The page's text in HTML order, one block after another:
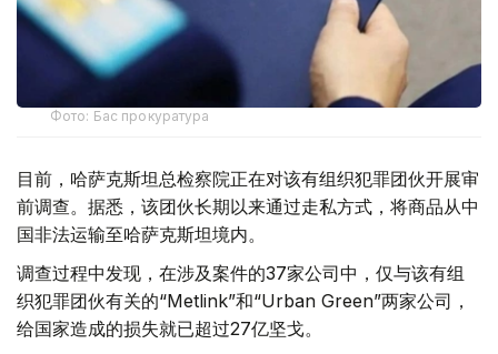
Фото: Бас прокуратура
目前，哈萨克斯坦总检察院正在对该有组织犯罪团伙开展审
前调查。据悉，该团伙长期以来通过走私方式，将商品从中
国非法运输至哈萨克斯坦境内。
调查过程中发现，在涉及案件的37家公司中，仅与该有组
织犯罪团伙有关的“Metlink”和“Urban Green”两家公司，
给国家造成的损失就已超过27亿坚戈。